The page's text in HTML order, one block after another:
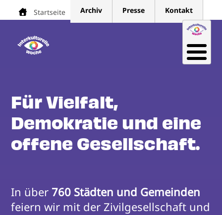
Direkt
Pfadnavigation
Startseite Archiv Presse Kontakt
Für Vielfalt,
Demokratie und eine
offene Gesellschaft.
In über 760 Städten und Gemeinden
feiern wir mit der Zivilgesellschaft und